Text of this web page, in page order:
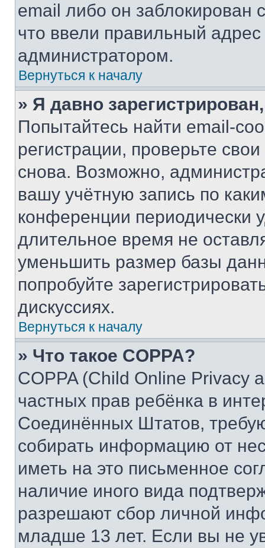
email либо он
что ввели правильный адрес
администратором.
Вернуться к началу
» Я давно
Попытайтесь найти email-
регистрации, проверьте
снова. Возможно,
вашу учётную запись по
конференции периодически
длительное время не
уменьшить размер базы
попробуйте
дискуссиях.
Вернуться к началу
» Что такое COPPA?
COPPA (Child Online Privacy
частных прав ребёнка в
Соединённых Штатов,
собирать информацию от
иметь на это письменное
наличие иного вида
разрешают сбор личной
младше 13 лет. Если вы не